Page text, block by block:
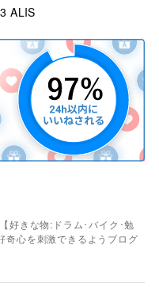
ALIS
好きな物:ドラム･バイク･勉
奇心を刺激できるようブログ